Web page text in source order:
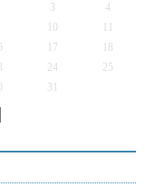
3
4
17
24
25
31